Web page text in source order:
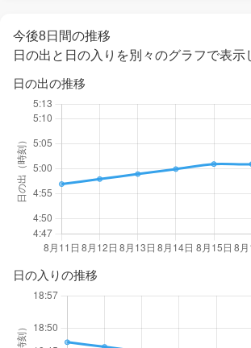
今後8日間の推移
日の出と日の入りを別々のグラフで表示
日の出の推移
日の入りの推移